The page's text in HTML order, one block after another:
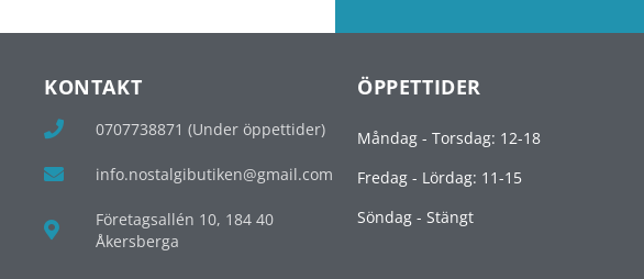
KONTAKT
0707738871 (Under öppettider)
info.nostalgibutiken@gmail.com
Företagsallén 10, 184 40
Åkersberga
ÖPPETTIDER
Måndag - Torsdag: 12-18
Fredag - Lördag: 11-15
Söndag - Stängt